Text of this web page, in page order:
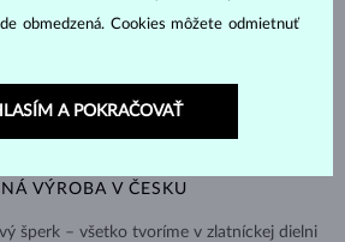
VÝROBA V ČESKU
šperk – všetko tvoríme v zlatníckej dielni
obmedzená. Cookies môžete odmietnuť
A POKRAČOVAŤ